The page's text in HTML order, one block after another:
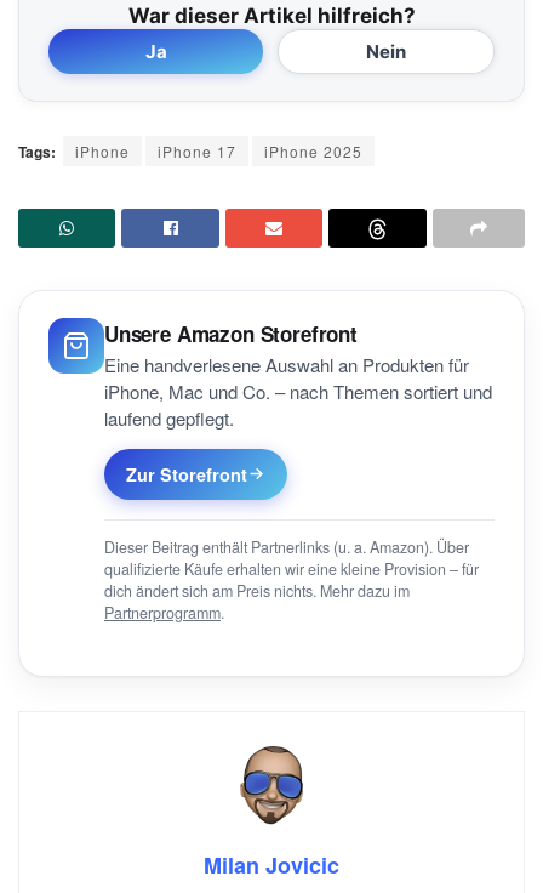
War dieser Artikel hilfreich?
Ja Nein
Tags: iPhone iPhone 17 iPhone 2025
Unsere Amazon Storefront
Eine handverlesene Auswahl an Produkten für
iPhone, Mac und Co. – nach Themen sortiert und
laufend gepflegt.
Zur Storefront
Dieser Beitrag enthält Partnerlinks (u. a. Amazon). Über
qualifizierte Käufe erhalten wir eine kleine Provision – für
dich ändert sich am Preis nichts. Mehr dazu im
Partnerprogramm.
Milan Jovicic